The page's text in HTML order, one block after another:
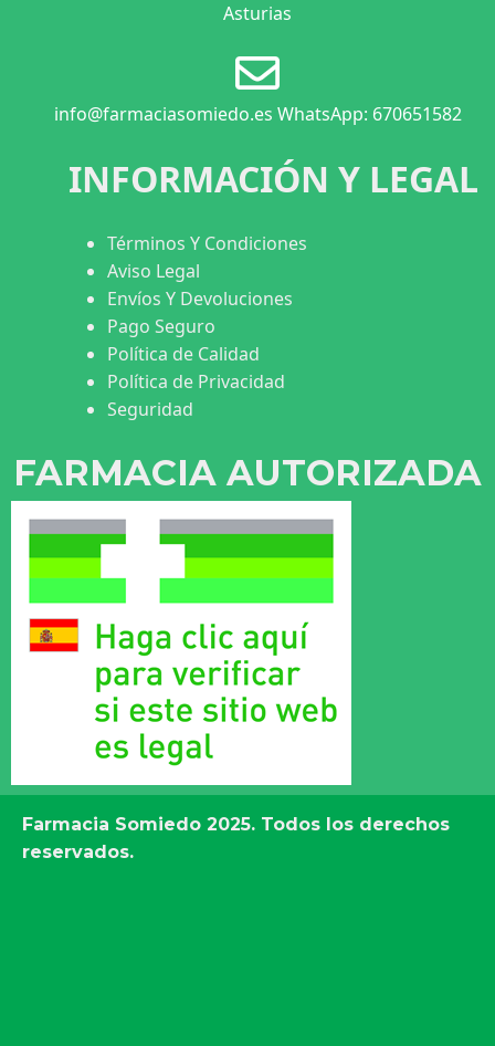
Asturias
info@farmaciasomiedo.es WhatsApp: 670651582
INFORMACIÓN Y LEGAL
Términos Y Condiciones
Aviso Legal
Envíos Y Devoluciones
Pago Seguro
Política de Calidad
Política de Privacidad
Seguridad
FARMACIA AUTORIZADA
Farmacia Somiedo 2025. Todos los derechos
reservados.